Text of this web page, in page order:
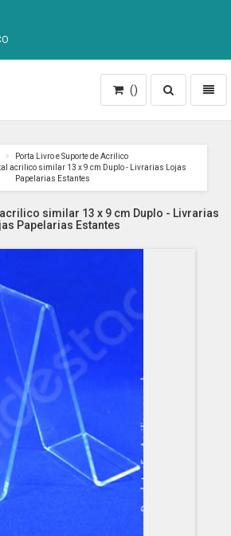
Toggle
search
()
Porta Livro e Suporte de Acrílico
acrilico similar 13 x 9 cm Duplo - Livrarias Lojas
Papelarias Estantes
similar 13 x 9 cm Duplo - Livrarias
Papelarias Estantes